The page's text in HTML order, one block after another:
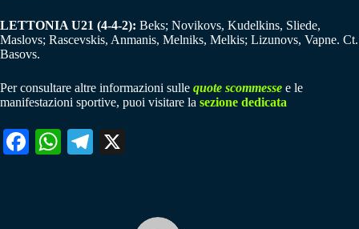
LETTONIA U21 (4-4-2): Beks; Novikovs, Kudelkins, Sliede,
Maslovs; Rascevskis, Anmanis, Melniks, Melkis; Lizunovs, Vapne. Ct.
Basovs.
Per consultare altre informazioni sulle quote scommesse e le
manifestazioni sportive, puoi visitare la sezione dedicata
Fa W
Te